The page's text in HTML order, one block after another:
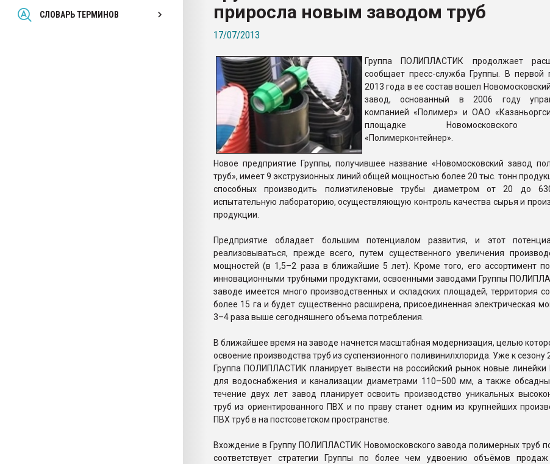
СЛОВАРЬ ТЕРМИНОВ
Всё, что касается выдува ПЭТ
бутылок
ПЕРЕЙТИ НА ФОРУМ
приросла новым заводом труб
17/07/2013
Группа ПОЛИПЛАСТИК продолжает
сообщает пресс-служба Группы. В первой
2013 года в ее состав вошел
завод, основанный в 2006 году
компанией «Полимер» и ОАО
площадке Новомосковского
«Полимерконтейнер».
Новое предприятие Группы, получившее название «Новомосковский завод
труб», имеет 9 экструзионных линий общей мощностью более 20 тыс. тонн
способных производить полиэтиленовые трубы диаметром от 20 до
испытательную лабораторию, осуществляющую контроль качества сырья и
продукции.
Предприятие обладает большим потенциалом развития, и этот
реализовываться, прежде всего, путем существенного увеличения
мощностей (в 1,5–2 раза в ближайшие 5 лет). Кроме того, его ассортимент
инновационными трубными продуктами, освоенными заводами Группы
заводе имеется много производственных и складских площадей, территория
более 15 га и будет существенно расширена, присоединенная электрическая
3–4 раза выше сегодняшнего объема потребления.
В ближайшее время на заводе начнется масштабная модернизация, целью
освоение производства труб из суспензионного поливинилхлорида. Уже к сезону
Группа ПОЛИПЛАСТИК планирует вывести на российский рынок новые линейки
для водоснабжения и канализации диаметрами 110–500 мм, а также
течение двух лет завод планирует освоить производство уникальных
труб из ориентированного ПВХ и по праву станет одним из крупнейших
ПВХ труб в на постсоветском пространстве.
Вхождение в Группу ПОЛИПЛАСТИК Новомосковского завода полимерных труб
соответствует стратегии Группы по более чем удвоению объёмов продаж